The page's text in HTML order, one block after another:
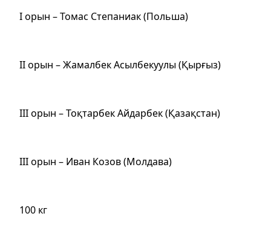
І орын – Томас Степаниак (Польша)
ІІ орын – Жамалбек Асылбекуулы (Қырғыз)
ІІІ орын – Тоқтарбек Айдарбек (Қазақстан)
ІІІ орын – Иван Козов (Молдава)
100 кг